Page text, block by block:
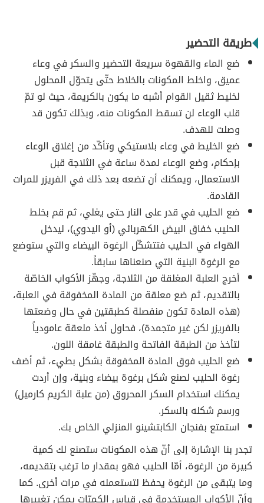
طريقة التحضير
ضع الماء والقهوة سريعة التحضير والسكر في وعاء
عميق، واخلط المكونات بالخلاط حتّى يتحوّل المحلول
لخليط ثقيل القوام أشبه ما يكون بالكريمة، حيث لو تمّ
قلب الوعاء لن تسقط المكونات منه، وبذلك تكون قد
وصلت للهدف.
ضع الخليط في وعاء بلاستيكي وتأكّد من إغلاق الوعاء
بإحكام، وضع الوعاء لمدة ساعة في الثلاجة قبل
الاستعمال، ويمكنك أن تضعه بعد ذلك في الفريزر للمرات
القادمة.
ضع الحليب في قدر على النار حتى يغلي، ثم قم بخلط
الحليب خفاق البيض الكهربائي (أو اليدوي)، ليدخل
الهواء في الحليب فتتشكّل الرغوة البيضاء والتي ستوضع
مع الرغوة البنية التي صنعناها سابقاً.
أخرج العلبة المغلقة من الثلاجة، وجهّز الأكواب الخاصّة
بالتقديم، ثم ضع معلقة من المادة المخفوقة في العلبة،
(هذه المادة تكون منفصلة كطبقتين في حال وضعتها
بالفريزر لكن غير متجمدة)، فحاول أخذ ملعقة عامودياً
لتأخذ من الطبقة الفاتحة والطبقة غامقة اللون.
ضع الحليب فوق المادة المخفوقة بشكل بطيء، ثم أضف
رغوة الحليب لصنع شكل برغوة بيضاء وبنية، وإن أردت
يمكنك استخدام السكر المحروق (من علبة الكريم كارميل)
ورسم شكله بالسكر.
استمتع بفنجان الكابتشينو المنزلي الخاص بك.
تجدر بنا الإشارة إلى أنّ هذه المكونات ستصنع لك كمية
كبيرة من الرغوة، أمّا الحليب فهو بمقدار ما ترغب بتقديمه،
وما يتبقى من الرغوة يحفظ لتستعمله في مرات أخرى. كما
وأنّ الأكواب المستخدمة في قياس الكميّات يمكن تغييرها